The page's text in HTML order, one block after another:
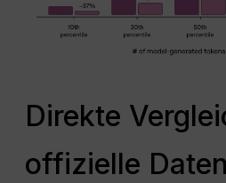
Direkte
offizielle